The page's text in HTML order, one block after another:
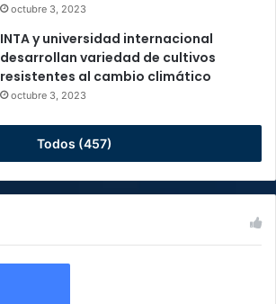
octubre 3, 2023
INTA y universidad internacional
desarrollan variedad de cultivos
resistentes al cambio climático
octubre 3, 2023
Todos (457)